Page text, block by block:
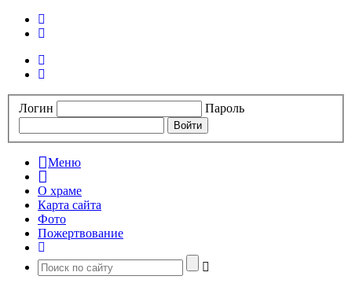
Логин Пароль
Меню
О храме
Карта сайта
Фото
Пожертвование